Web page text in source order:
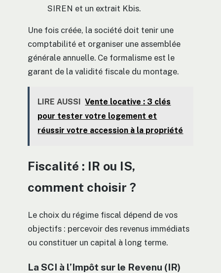
SIREN et un extrait Kbis.
Une fois créée, la société doit tenir une
comptabilité et organiser une assemblée
générale annuelle. Ce formalisme est le
garant de la validité fiscale du montage.
LIRE AUSSI
Vente locative : 3 clés
pour tester votre logement et
réussir votre accession à la propriété
Fiscalité : IR ou IS,
comment choisir ?
Le choix du régime fiscal dépend de vos
objectifs : percevoir des revenus immédiats
ou constituer un capital à long terme.
La SCI à l’Impôt sur le Revenu (IR)